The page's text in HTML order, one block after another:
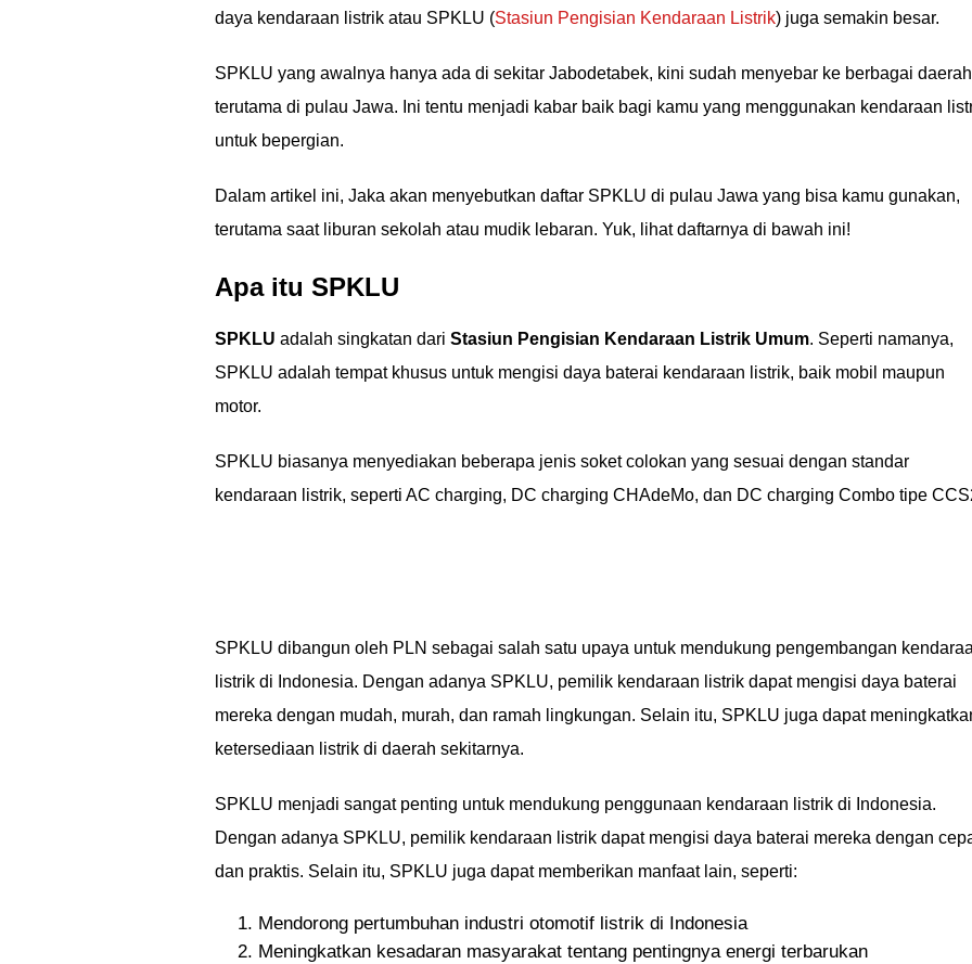
daya kendaraan listrik atau SPKLU (Stasiun Pengisian Kendaraan Listrik) juga semakin besar.
SPKLU yang awalnya hanya ada di sekitar Jabodetabek, kini sudah menyebar ke berbagai daerah
terutama di pulau Jawa. Ini tentu menjadi kabar baik bagi kamu yang menggunakan kendaraan
untuk bepergian.
Dalam artikel ini, Jaka akan menyebutkan daftar SPKLU di pulau Jawa yang bisa kamu gunakan,
terutama saat liburan sekolah atau mudik lebaran. Yuk, lihat daftarnya di bawah ini!
Apa itu SPKLU
SPKLU adalah singkatan dari Stasiun Pengisian Kendaraan Listrik Umum. Seperti namanya,
SPKLU adalah tempat khusus untuk mengisi daya baterai kendaraan listrik, baik mobil maupun
motor.
SPKLU biasanya menyediakan beberapa jenis soket colokan yang sesuai dengan standar
kendaraan listrik, seperti AC charging, DC charging CHAdeMo, dan DC charging Combo tipe
SPKLU dibangun oleh PLN sebagai salah satu upaya untuk mendukung pengembangan
listrik di Indonesia. Dengan adanya SPKLU, pemilik kendaraan listrik dapat mengisi daya baterai
mereka dengan mudah, murah, dan ramah lingkungan. Selain itu, SPKLU juga dapat
ketersediaan listrik di daerah sekitarnya.
SPKLU menjadi sangat penting untuk mendukung penggunaan kendaraan listrik di Indonesia.
Dengan adanya SPKLU, pemilik kendaraan listrik dapat mengisi daya baterai mereka dengan
dan praktis. Selain itu, SPKLU juga dapat memberikan manfaat lain, seperti:
Mendorong pertumbuhan industri otomotif listrik di Indonesia
Meningkatkan kesadaran masyarakat tentang pentingnya energi terbarukan